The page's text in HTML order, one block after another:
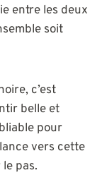
entre les deux
soit
c’est
belle et
pour
vers cette
pas.